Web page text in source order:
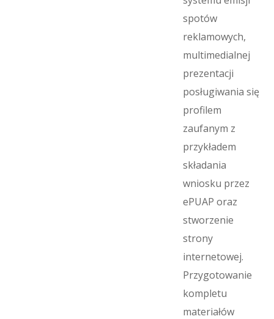
spotów
reklamowych,
multimedialnej
prezentacji
posługiwania się
profilem
zaufanym z
przykładem
składania
wniosku przez
ePUAP oraz
stworzenie
strony
internetowej.
Przygotowanie
kompletu
materiałów